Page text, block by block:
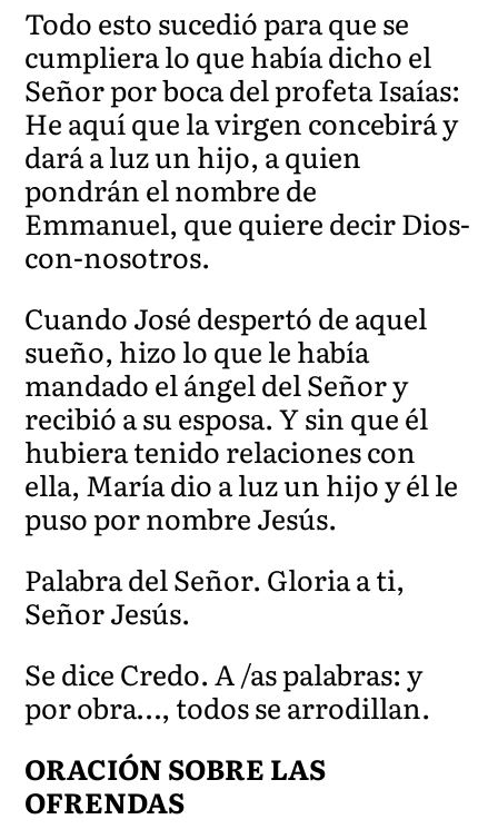
Todo esto sucedió para que se
cumpliera lo que había dicho el
Señor por boca del profeta Isaías:
He aquí que la virgen concebirá y
dará a luz un hijo, a quien
pondrán el nombre de
Emmanuel, que quiere decir Dios-
con-nosotros.
Cuando José despertó de aquel
sueño, hizo lo que le había
mandado el ángel del Señor y
recibió a su esposa. Y sin que él
hubiera tenido relaciones con
ella, María dio a luz un hijo y él le
puso por nombre Jesús.
Palabra del Señor. Gloria a ti,
Señor Jesús.
Se dice Credo. A /as palabras: y
por obra…, todos se arrodillan.
ORACIÓN SOBRE LAS
OFRENDAS